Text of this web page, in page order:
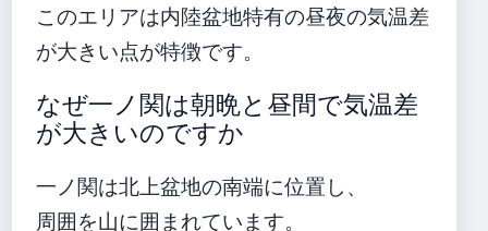
このエリアは内陸盆地特有の昼夜の気温差
が大きい点が特徴です。
なぜ一ノ関は朝晩と昼間で気温差
が大きいのですか
一ノ関は北上盆地の南端に位置し、
周囲を山に囲まれています。